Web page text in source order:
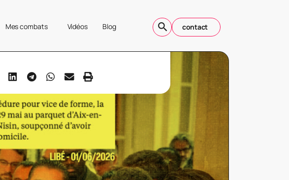
Mes combats Vidéos Blog contact